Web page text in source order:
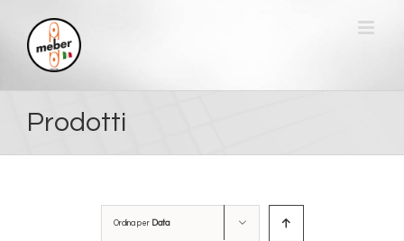
contenuto
Prodotti
Ordina per Data